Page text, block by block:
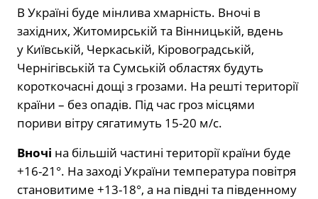
В Україні буде мінлива хмарність. Вночі в
західних, Житомирській та Вінницькій, вдень
у Київській, Черкаській, Кіровоградській,
Чернігівській та Сумській областях будуть
короткочасні дощі з грозами. На решті території
країни – без опадів. Під час гроз місцями
пориви вітру сягатимуть 15-20 м/с.
Вночі на більшій частині території країни буде
+16-21°. На заході України температура повітря
становитиме +13-18°, а на півдні та південному